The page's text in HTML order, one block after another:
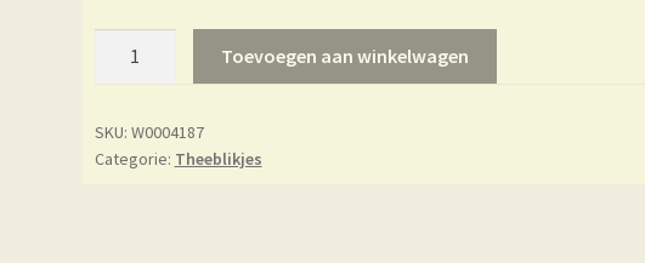
-
Linnea
Toevoegen aan winkelwagen
SKU: W0004187
Categorie: Theeblikjes